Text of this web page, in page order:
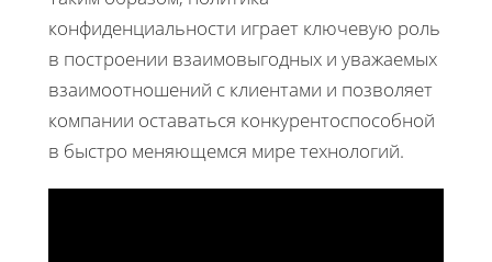
конфиденциальности играет ключевую роль
в построении взаимовыгодных и уважаемых
взаимоотношений с клиентами и позволяет
компании оставаться конкурентоспособной
в быстро меняющемся мире технологий.